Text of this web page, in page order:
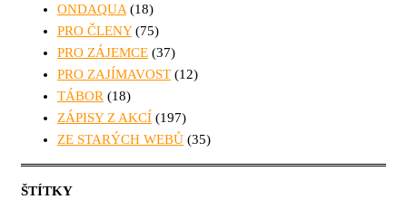
ONDAQUA (18)
PRO ČLENY(75)
PRO ZÁJEMCE (37)
PRO ZAJÍMAVOST (12)
TÁBOR (18)
ZÁPISY Z AKCÍ (197)
ZE STARÝCH WEBŮ (35)
ŠTÍTKY